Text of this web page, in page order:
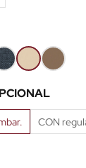
MR01
Ecopiel
Beige
Ecopiel
Marrón
CON